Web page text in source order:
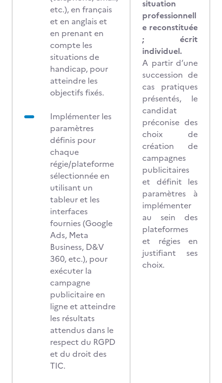
etc.), en français
et en anglais et
en prenant en
compte les
situations de
handicap, pour
atteindre les
objectifs fixés.
Implémenter les
paramètres
définis pour
chaque
régie/plateforme
sélectionnée en
utilisant un
tableur et les
interfaces
fournies (Google
Ads, Meta
Business, D&V
360, etc.), pour
exécuter la
campagne
publicitaire en
ligne et atteindre
les résultats
attendus dans le
respect du RGPD
et du droit des
TIC.
situation
professionnell
e reconstituée
; écrit
individuel.
A partir d’une
succession de
cas pratiques
présentés, le
candidat
préconise des
choix de
création de
campagnes
publicitaires
et définit les
paramètres à
implémenter
au sein des
plateformes
et régies en
justifiant ses
choix.